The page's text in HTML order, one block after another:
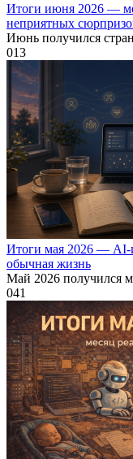
Итоги июня 2026 —
неприятных
Июнь получился
013
Итоги мая 2026 — AI-
обычная жизнь
Май 2026 получился
041